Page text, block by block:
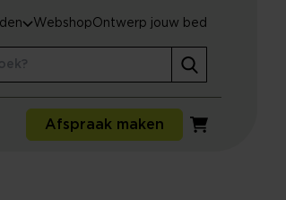
Afspraak maken
Winkelwagen
WebshopOntwerp jouw bed